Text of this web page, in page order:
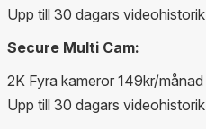
Upp till 30 dagars videohistorik
Secure Multi Cam:
2K Fyra kameror 149kr/månad
Upp till 30 dagars videohistorik